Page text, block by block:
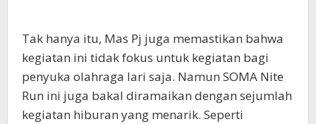
Tak hanya itu, Mas Pj juga memastikan bahwa
kegiatan ini tidak fokus untuk kegiatan bagi
penyuka olahraga lari saja. Namun SOMA Nite
Run ini juga bakal diramaikan dengan sejumlah
kegiatan hiburan yang menarik. Seperti